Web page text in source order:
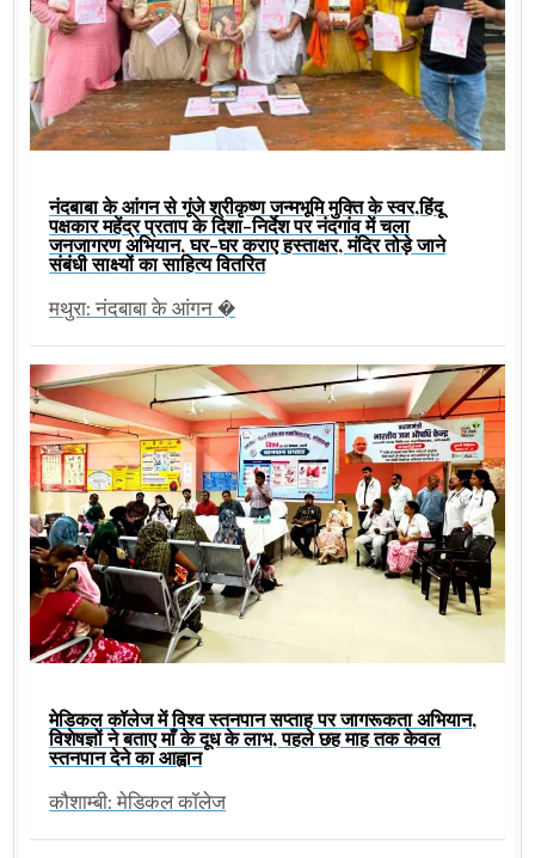
नंदबाबा के आंगन से गूंजे श्रीकृष्ण जन्मभूमि मुक्ति के स्वर,हिंदू
पक्षकार महेंद्र प्रताप के दिशा-निर्देश पर नंदगांव में चला
जनजागरण अभियान, घर-घर कराए हस्ताक्षर, मंदिर तोड़े जाने
संबंधी साक्ष्यों का साहित्य वितरित
मथुरा: नंदबाबा के आंगन �
मेडिकल कॉलेज में विश्व स्तनपान सप्ताह पर जागरूकता अभियान,
विशेषज्ञों ने बताए माँ के दूध के लाभ, पहले छह माह तक केवल
स्तनपान देने का आह्वान
कौशाम्बी: मेडिकल कॉलेज